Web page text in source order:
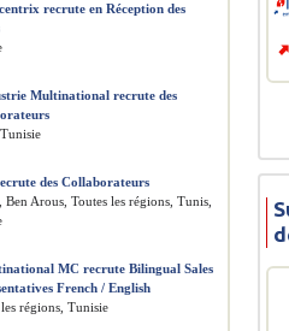
recrute en Réception des
Multinational recrute des
des Collaborateurs
Ben Arous, Toutes les régions, Tunis,
MC recrute Bilingual Sales
French / English
régions, Tunisie